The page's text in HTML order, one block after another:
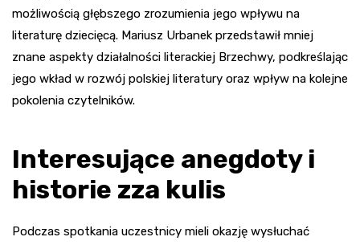
możliwością głębszego zrozumienia jego wpływu na
literaturę dziecięcą. Mariusz Urbanek przedstawił mniej
znane aspekty działalności literackiej Brzechwy, podkreślając
jego wkład w rozwój polskiej literatury oraz wpływ na kolejne
pokolenia czytelników.
Interesujące anegdoty i
historie zza kulis
Podczas spotkania uczestnicy mieli okazję wysłuchać